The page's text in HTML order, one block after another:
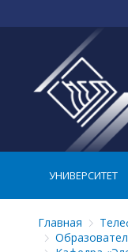
УНИВЕРСИТЕТ
Главная